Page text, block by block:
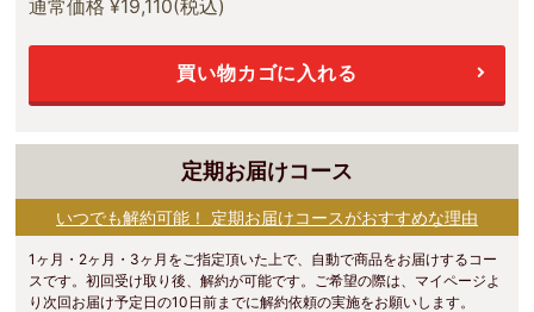
通常価格¥19,110(税込)
買い物カゴに入れる
定期お届けコース
いつでも解約可能！ 定期お届けコースがおすすめな理由
1ヶ月・2ヶ月・3ヶ月をご指定頂いた上で、自動で商品をお届けするコー
スです。初回受け取り後、解約が可能です。ご希望の際は、マイページよ
り次回お届け予定日の10日前までに解約依頼の実施をお願いします。